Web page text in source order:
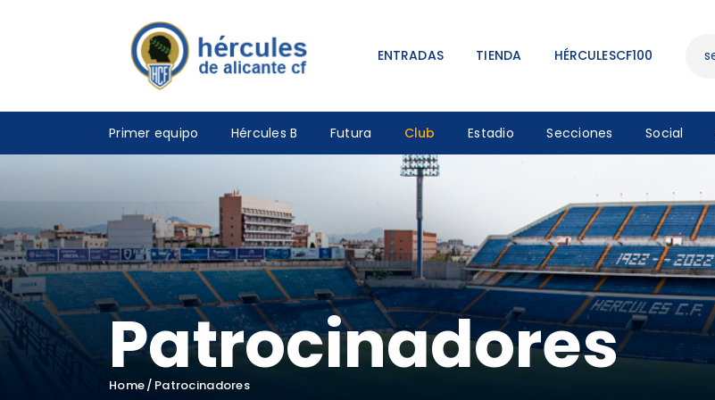
ENTRADAS TIENDA HÉRCULESCF100
Primer equipo Hércules B Futura Club Estadio Secciones Social
Patrocinadores
Home Patrocinadores
TIENDA